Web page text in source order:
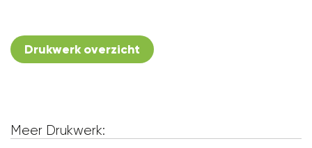
Drukwerk overzicht
Meer Drukwerk: